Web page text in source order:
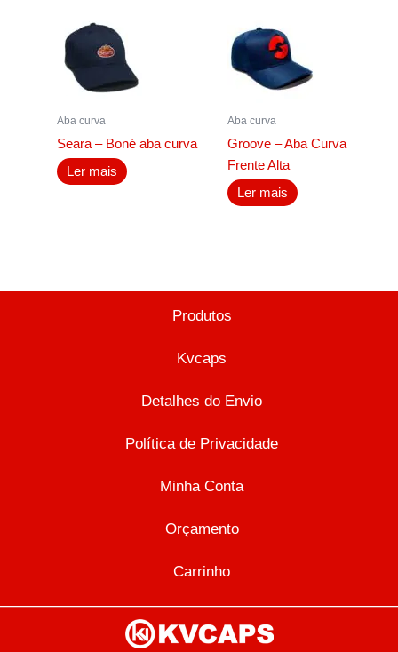
Aba curva
Seara – Boné aba curva
Ler mais
Aba curva
Groove – Aba Curva
Frente Alta
Ler mais
Produtos
Kvcaps
Detalhes do Envio
Política de Privacidade
Minha Conta
Orçamento
Carrinho